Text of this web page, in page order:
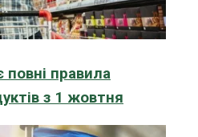
повні правила
з 1 жовтня